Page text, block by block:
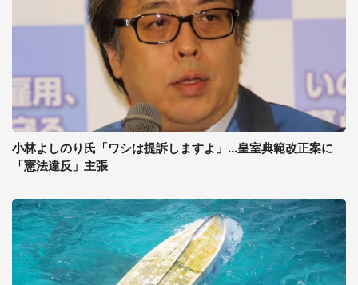
小林よしのり氏「ワシは提訴しますよ」...皇室典範改正案に
「憲法違反」主張